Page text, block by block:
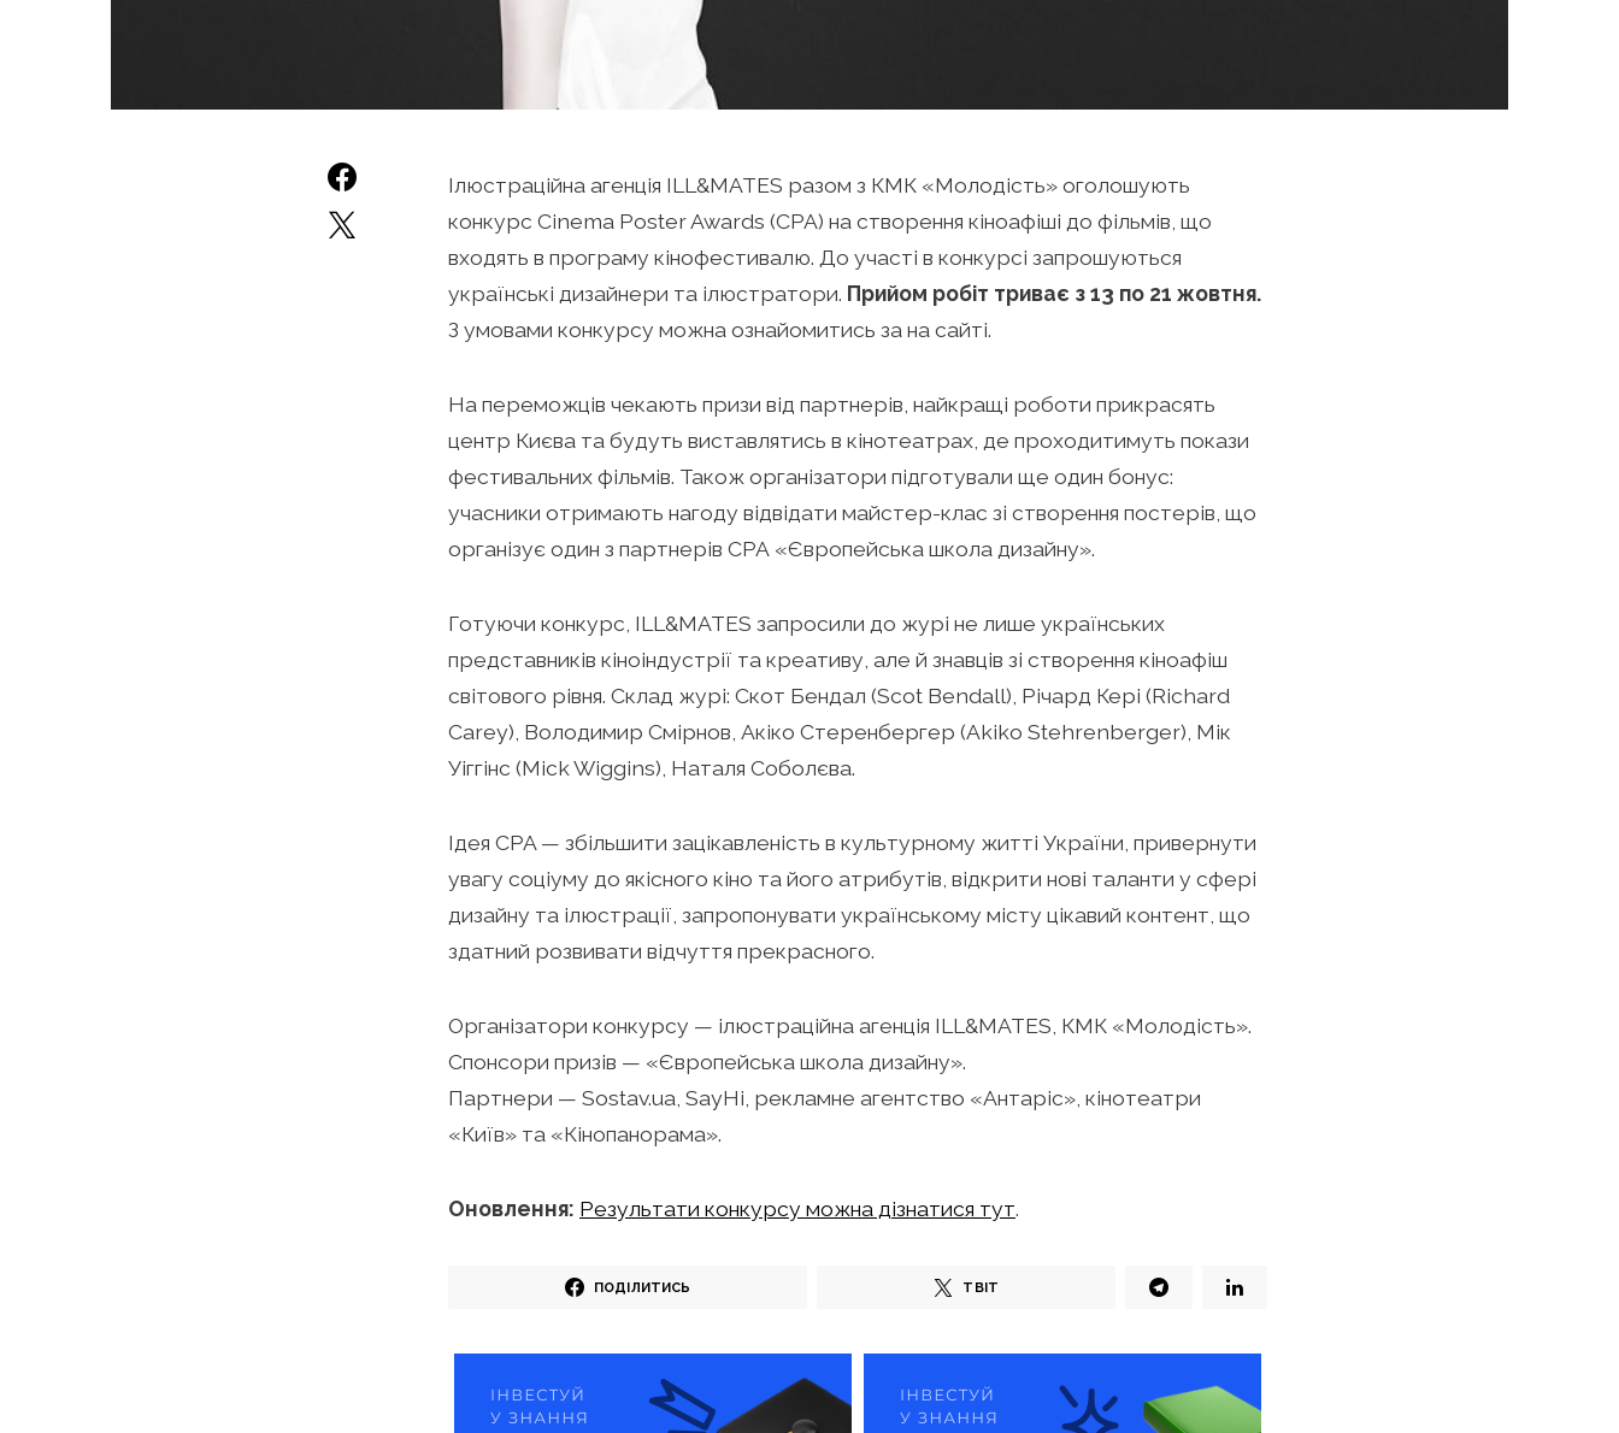
Ілюстраційна агенція ILL&MATES разом з КМК «Молодість» оголошують
конкурс Cinema Poster Awards (СРА) на створення кіноафіші до фільмів, що
входять в програму кінофестивалю. До участі в конкурсі запрошуються
українські дизайнери та ілюстратори. Прийом робіт триває з 13 по 21 жовтня.
З умовами конкурсу можна ознайомитись за на сайті.
На переможців чекають призи від партнерів, найкращі роботи прикрасять
центр Києва та будуть виставлятись в кінотеатрах, де проходитимуть покази
фестивальних фільмів. Також організатори підготували ще один бонус:
учасники отримають нагоду відвідати майстер-клас зі створення постерів, що
організує один з партнерів СРА «Європейська школа дизайну».
Готуючи конкурс, ILL&MATES запросили до журі не лише українських
представників кіноіндустрії та креативу, але й знавців зі створення кіноафіш
світового рівня. Склад журі: Скот Бендал (Scot Bendall), Річард Кері (Richard
Carey), Володимир Смірнов, Акіко Стеренбергер (Akiko Stehrenberger), Мік
Уіггінс (Mick Wiggins), Наталя Соболєва.
Ідея CPA — збільшити зацікавленість в культурному житті України, привернути
увагу соціуму до якісного кіно та його атрибутів, відкрити нові таланти у сфері
дизайну та ілюстрації, запропонувати українському місту цікавий контент, що
здатний розвивати відчуття прекрасного.
Організатори конкурсу — ілюстраційна агенція ILL&MATES, КМК «Молодість».
Спонсори призів — «Європейська школа дизайну».
Партнери — Sostav.ua, SayHi, рекламне агентство «Антаріс», кінотеатри
«Київ» та «Кінопанорама».
Оновлення: Результати конкурсу можна дізнатися тут.
ПОДІЛИТИСЬ ТВІТ